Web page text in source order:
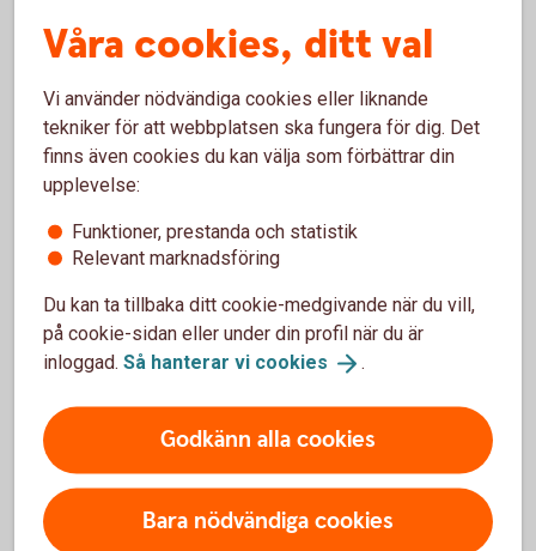
MånadsfakturaMastercard
När och hur vill du betala?
Betala hela beloppet räntefritt
slipper du ränta. Detta på grund av att du får
upp till 55 dagars räntefri kredit, beroende på
när i månaden du använt kortet.
Dela upp beloppet och betala i
omgångar, med ränta
Om du väljer att delbetala krediten tillkommer
ränta på det som belopp som finns kvar efter
du betalat. Minst 3 % av skulden betalas varje
Våra cookies, ditt val
Vi använder nödvändiga cookies eller liknande
tekniker för att webbplatsen ska fungera för dig. Det
finns även cookies du kan välja som förbättrar din
upplevelse:
Funktioner, prestanda och statistik
Relevant marknadsföring
Du kan ta tillbaka ditt cookie-medgivande när du vill,
på cookie-sidan eller under din profil när du är
inloggad. Så hanterar vi cookies .
Godkänn alla cookies
Bara nödvändiga cookies